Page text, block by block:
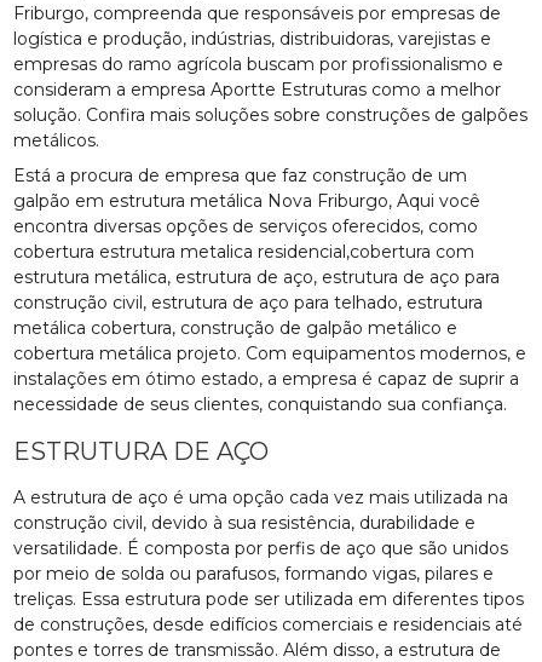
Friburgo, compreenda que responsáveis por empresas de
logística e produção, indústrias, distribuidoras, varejistas e
empresas do ramo agrícola buscam por profissionalismo e
consideram a empresa Aportte Estruturas como a melhor
solução. Confira mais soluções sobre construções de galpões
metálicos.
Está a procura de empresa que faz construção de um
galpão em estrutura metálica Nova Friburgo, Aqui você
encontra diversas opções de serviços oferecidos, como
cobertura estrutura metalica residencial,cobertura com
estrutura metálica, estrutura de aço, estrutura de aço para
construção civil, estrutura de aço para telhado, estrutura
metálica cobertura, construção de galpão metálico e
cobertura metálica projeto. Com equipamentos modernos, e
instalações em ótimo estado, a empresa é capaz de suprir a
necessidade de seus clientes, conquistando sua confiança.
ESTRUTURA DE AÇO
A estrutura de aço é uma opção cada vez mais utilizada na
construção civil, devido à sua resistência, durabilidade e
versatilidade. É composta por perfis de aço que são unidos
por meio de solda ou parafusos, formando vigas, pilares e
treliças. Essa estrutura pode ser utilizada em diferentes tipos
de construções, desde edifícios comerciais e residenciais até
pontes e torres de transmissão. Além disso, a estrutura de